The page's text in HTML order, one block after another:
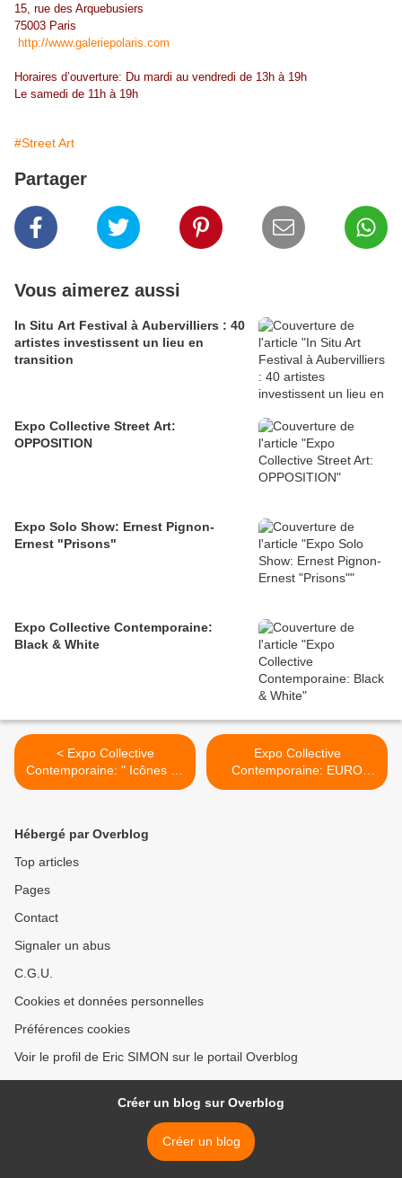
15, rue des Arquebusiers
75003 Paris
http://www.galeriepolaris.com
Horaires d’ouverture: Du mardi au vendredi de 13h à 19h
Le samedi de 11h à 19h
#Street Art
Partager
Vous aimerez aussi
In Situ Art Festival à Aubervilliers : 40
artistes investissent un lieu en
transition
Expo Collective Street Art:
OPPOSITION
Expo Solo Show: Ernest Pignon-
Ernest "Prisons"
Expo Collective Contemporaine:
Black & White
< Expo Collective
Contemporaine: " Icônes du
Temps Présent "
Expo Collective
Contemporaine: EURO
PUNK 1976-1980 >
Hébergé par Overblog
Top articles
Pages
Contact
Signaler un abus
C.G.U.
Cookies et données personnelles
Préférences cookies
Voir le profil de Eric SIMON sur le portail Overblog
Créer un blog sur Overblog
Créer un blog